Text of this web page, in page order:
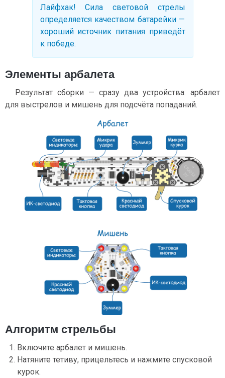
Лайфхак! Сила световой стрелы
определяется качеством батарейки —
хороший источник питания приведёт
к победе.
Элементы арбалета
Результат сборки — сразу два устройства: арбалет
для выстрелов и мишень для подсчёта попаданий.
Алгоритм стрельбы
Включите арбалет и мишень.
Натяните тетиву, прицельтесь и нажмите спусковой
курок.